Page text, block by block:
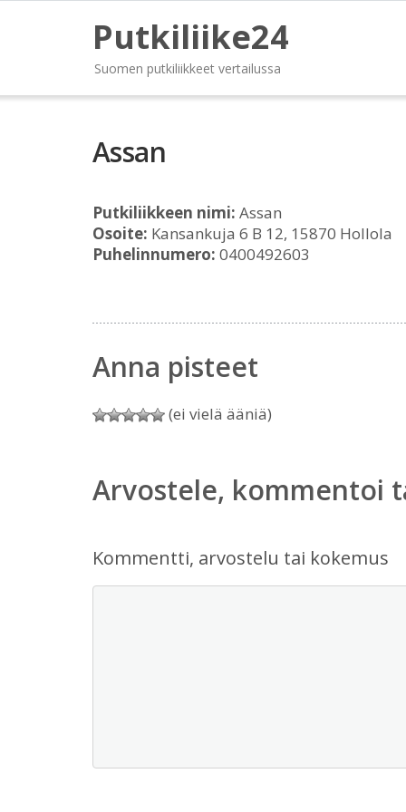
Putkiliike24
Suomen putkiliikkeet vertailussa
Assan
Putkiliikkeen nimi: Assan
Osoite: Kansankuja 6 B 12, 15870 Hollola
Puhelinnumero: 0400492603
Anna pisteet
(ei vielä ääniä)
Arvostele, kommentoi
Kommentti, arvostelu tai kokemus